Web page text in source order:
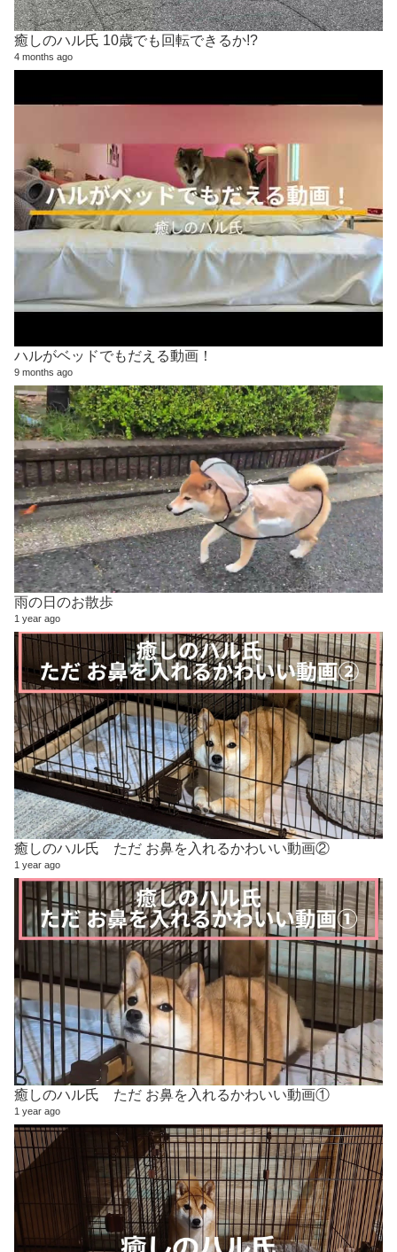
癒しのハル氏 10歳でも回転できるか!?
4 months ago
ハルがベッドでもだえる動画！
9 months ago
雨の日のお散歩
1 year ago
癒しのハル氏 ただ お鼻を入れるかわいい動画②
1 year ago
癒しのハル氏 ただ お鼻を入れるかわいい動画①
1 year ago